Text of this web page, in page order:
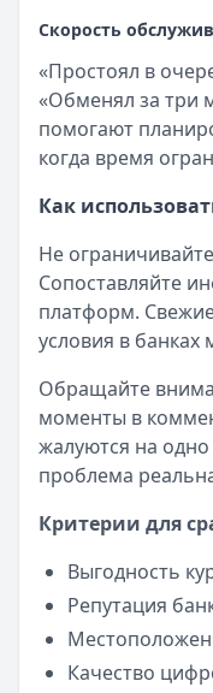
Скорость
«Простоял в
«Обменял за три
помогают
когда время
Как
Не
Сопоставляйте
платформ.
условия в банках
Обращайте
моменты в
жалуются на одно
проблема
Критерии для
Выгодность
Репутация
Качество